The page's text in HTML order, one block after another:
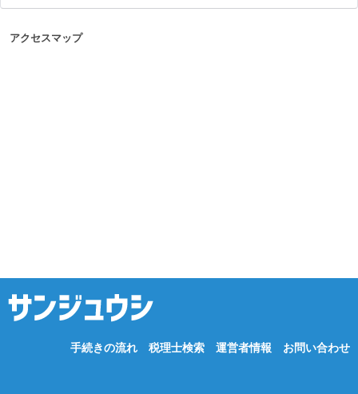
アクセスマップ
手続きの流れ 税理士検索 運営者情報 お問い合わせ